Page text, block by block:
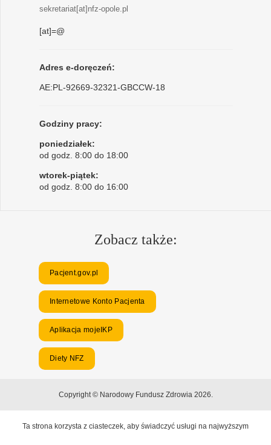
sekretariat[at]nfz-opole.pl
[at]=@
Adres e-doręczeń:
AE:PL-92669-32321-GBCCW-18
Godziny pracy:
poniedziałek:
od godz. 8:00 do 18:00
wtorek-piątek:
od godz. 8:00 do 16:00
Zobacz także:
Pacjent.gov.pl
Internetowe Konto Pacjenta
Aplikacja mojeIKP
Diety NFZ
Copyright © Narodowy Fundusz Zdrowia 2026.
Ta strona korzysta z ciasteczek, aby świadczyć usługi na najwyższym